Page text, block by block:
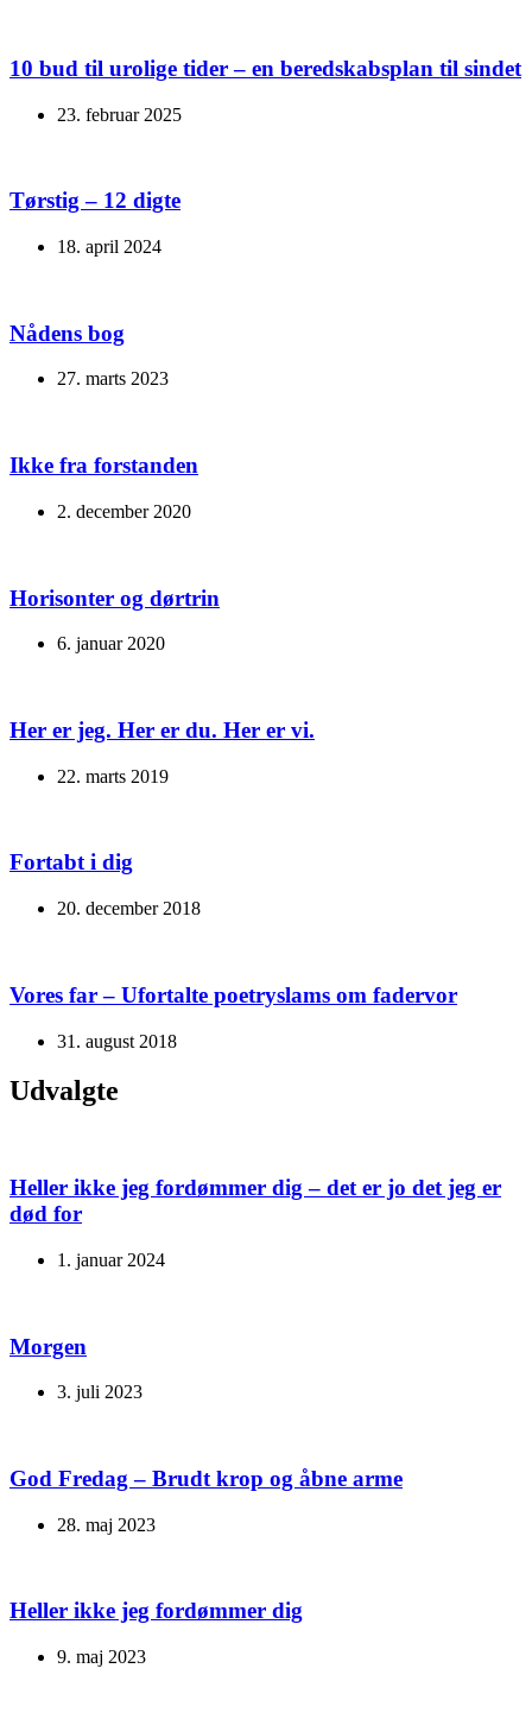
10 bud til urolige tider – en beredskabsplan til sindet
23. februar 2025
Tørstig – 12 digte
18. april 2024
Nådens bog
27. marts 2023
Ikke fra forstanden
2. december 2020
Horisonter og dørtrin
6. januar 2020
Her er jeg. Her er du. Her er vi.
22. marts 2019
Fortabt i dig
20. december 2018
Vores far – Ufortalte poetryslams om fadervor
31. august 2018
Udvalgte
Heller ikke jeg fordømmer dig – det er jo det jeg er
død for
1. januar 2024
Morgen
3. juli 2023
God Fredag – Brudt krop og åbne arme
28. maj 2023
Heller ikke jeg fordømmer dig
9. maj 2023